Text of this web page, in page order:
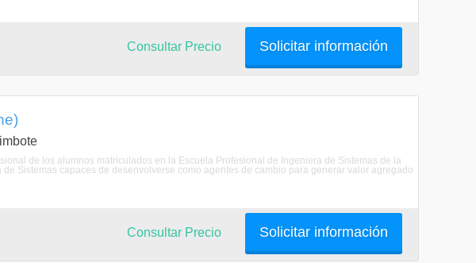
Solicitar información
Consultar Precio
de los alumnos matriculados en la Escuela Profesional de Ingeniera de Sistemas de la
Sistemas capaces de desenvolverse como agentes de cambio para generar valor agregado
Solicitar información
Consultar Precio